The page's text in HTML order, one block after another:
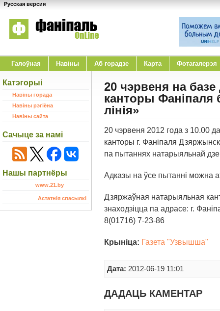
Русская версия
Галоўная Навіны Аб горадзе Карта Фотагалерэя
Катэгорыі
Навіны горада
Навіны рэгіёна
Навіны сайта
Сачыце за намі
Нашы партнёры
www.21.by
Астатнія спасылкі
20 чэрвеня на
канторы Фаніпаля
лінія»
20 чэрвеня 2012 года з 10.00
канторы г. Фаніпаля
па пытаннях натарыяльнай
Адказы на ўсе пытанні можна
Дзяржаўная натарыяльная
знаходзіцца па адрасе: г.
8(01716) 7-23-86
Крыніца: Газета "Узвышша"
Дата: 2012-06-19 11:01
ДАДАЦЬ КАМЕНТАР